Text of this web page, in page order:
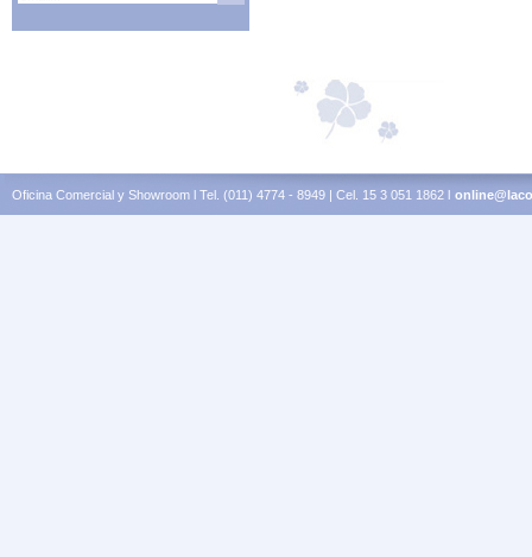
Oficina Comercial y Showroom l Tel. (011) 4774 - 8949 | Cel. 15 3 051 1862 l